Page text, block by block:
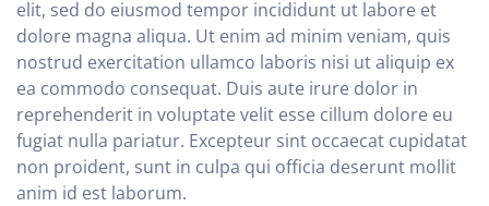
elit, sed do eiusmod tempor incididunt ut labore et
dolore magna aliqua. Ut enim ad minim veniam, quis
nostrud exercitation ullamco laboris nisi ut aliquip ex
ea commodo consequat. Duis aute irure dolor in
reprehenderit in voluptate velit esse cillum dolore eu
fugiat nulla pariatur. Excepteur sint occaecat cupidatat
non proident, sunt in culpa qui officia deserunt mollit
anim id est laborum.